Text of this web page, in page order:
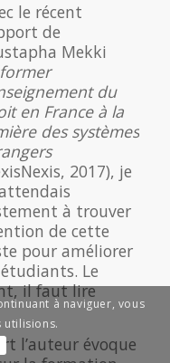
le récent
de
Mekki
du
en France à la
des systèmes
2017), je
à trouver
de cette
pour améliorer
Le
il faut lire
l’auteur évoque
à naviguer, vous
utilisions.